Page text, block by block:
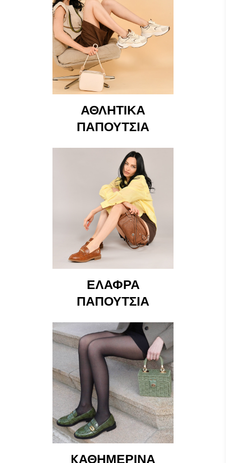
ΑΘΛΗΤΙΚΆ
ΠΑΠΟΎΤΣΙΑ
ΕΛΑΦΡΆ
ΠΑΠΟΎΤΣΙΑ
KΑΘΗΜΕΡΙΝΆ